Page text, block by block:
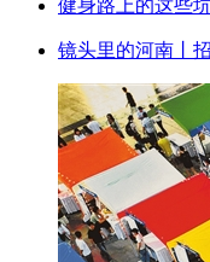
健身路上的这些
镜头里的河南丨